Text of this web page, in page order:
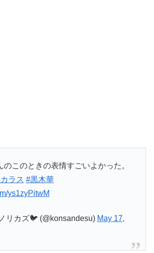
のこのときの表情すごいよかった。
ラス #黒木華
ys1zyPitwM
リカズ🐦 (@konsandesu) May 17,